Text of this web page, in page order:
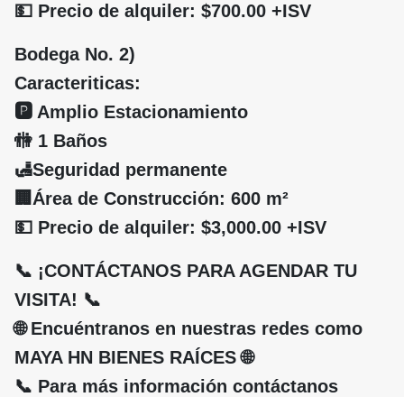
💵 Precio de alquiler: $700.00 +ISV
Bodega No. 2)
Caracteriticas:
🅿️ Amplio Estacionamiento
🚻 1 Baños
🛃Seguridad permanente
🏢Área de Construcción: 600 m²
💵 Precio de alquiler: $3,000.00 +ISV
📞 ¡CONTÁCTANOS PARA AGENDAR TU
VISITA! 📞
🌐 Encuéntranos en nuestras redes como
MAYA HN BIENES RAÍCES 🌐
📞 Para más información contáctanos